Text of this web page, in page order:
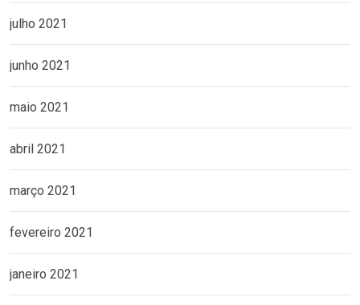
julho 2021
junho 2021
maio 2021
abril 2021
março 2021
fevereiro 2021
janeiro 2021